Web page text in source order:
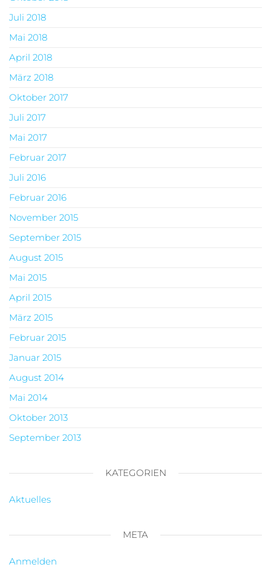
Juli 2018
Mai 2018
April 2018
März 2018
Oktober 2017
Juli 2017
Mai 2017
Februar 2017
Juli 2016
Februar 2016
November 2015
September 2015
August 2015
Mai 2015
April 2015
März 2015
Februar 2015
Januar 2015
August 2014
Mai 2014
Oktober 2013
September 2013
KATEGORIEN
Aktuelles
META
Anmelden